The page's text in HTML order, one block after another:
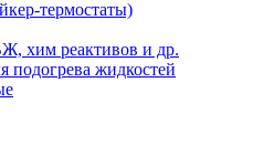
термостаты)
хим реактивов и др.
жидкостей